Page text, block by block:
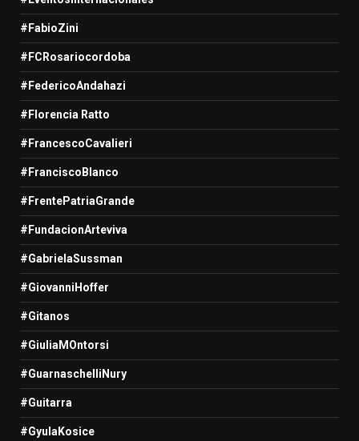
#FabioZini
#FCRosariocordoba
#FedericoAndahazi
#Florencia Ratto
#FrancescoCavalieri
#FranciscoBlanco
#FrentePatriaGrande
#FundacionArteviva
#GabrielaSussman
#GiovanniHoffer
#Gitanos
#GiuliaMOntorsi
#GuarnaschelliNury
#Guitarra
#GyulaKosice